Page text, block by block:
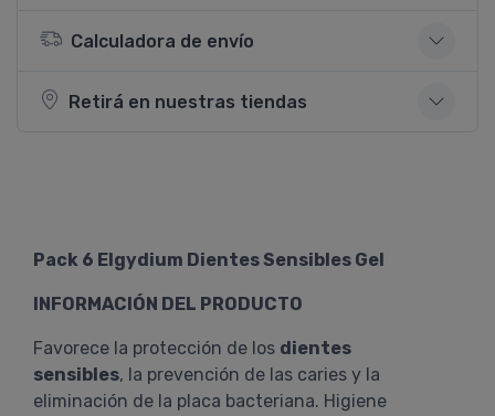
Calculadora de envío
Retirá en nuestras tiendas
Pack 6 Elgydium Dientes Sensibles Gel
INFORMACIÓN DEL PRODUCTO
Favorece la protección de los dientes
sensibles, la prevención de las caries y la
eliminación de la placa bacteriana. Higiene